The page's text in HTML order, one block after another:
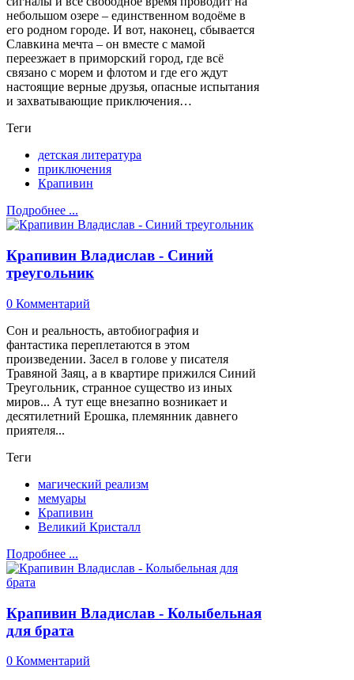
небольшом озере – единственном водоёме в
его родном городе. И вот, наконец, сбывается
Славкина мечта – он вместе с мамой
переезжает в приморский город, где всё
связано с морем и флотом и где его ждут
настоящие верные друзья, опасные испытания
и захватывающие приключения…
Теги
детская литература
приключения
Крапивин
Подробнее ...
Крапивин Владислав - Синий
треугольник
0 Комментарий
Сон и реальность, автобиография и
фантастика переплетаются в этом
произведении. Засел в голове у писателя
Травяной Заяц, а в квартире прижился Синий
Треугольник, странное существо из иных
миров... А тут еще внезапно возникает и
десятилетний Ерошка, племянник давнего
приятеля...
Теги
магический реализм
мемуары
Крапивин
Великий Кристалл
Подробнее ...
Крапивин Владислав - Колыбельная
для брата
0 Комментарий